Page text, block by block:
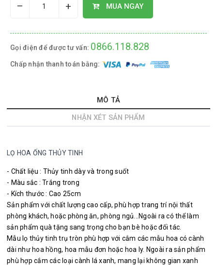
– + MUA NGAY
Gọi điện để được tư vấn: 0866.118.828
Chấp nhận thanh toán bằng:
MÔ TẢ
NHẬN XÉT SẢN PHẨM
LỌ HOA ỐNG THỦY TINH
- Chất liệu : Thủy tinh dày và trong suốt
- Màu sắc : Trắng trong
- Kích thước : Cao 25cm
Sản phẩm với chất lượng cao cấp, phù hợp trang trí nội thất
phòng khách, hoặc phòng ăn, phòng ngủ...Ngoài ra có thể làm
sản phẩm quà tặng sang trọng cho bạn bè hoặc đối tác.
Mẫu lọ thủy tinh trụ tròn phù hợp với cắm các mẫu hoa có cành
dài như hoa hồng, hoa mẫu đơn hoặc hoa ly. Ngoài ra sản phẩm
phù hợp cắm các loại cành lá xanh, mang lại không gian xanh